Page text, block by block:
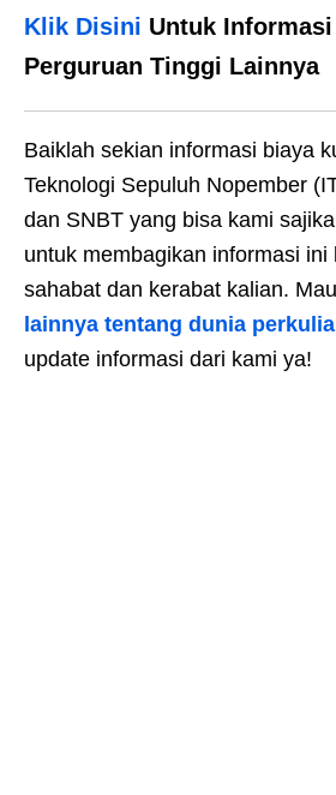
Klik Disini Untuk
Perguruan Tinggi Lainnya
Baiklah sekian informasi biaya
Teknologi Sepuluh Nopember
dan SNBT yang bisa kami
untuk membagikan informasi ini
sahabat dan kerabat kalian.
lainnya tentang dunia
update informasi dari kami ya!